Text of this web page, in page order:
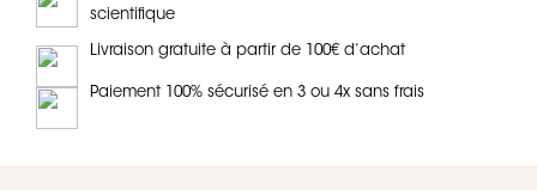
scientifique
Livraison gratuite à partir de 100€ d’achat
Paiement 100% sécurisé en 3 ou 4x sans frais